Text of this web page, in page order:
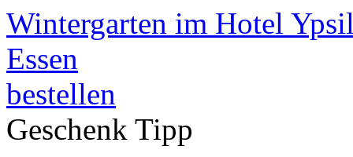
Wintergarten im Hotel
Essen
bestellen
Geschenk Tipp